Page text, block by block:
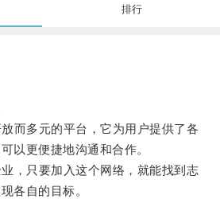
排行
多元的平台，它为用户提供了各
以更便捷地沟通和合作。
只要加入这个网络，就能找到志
各自的目标。